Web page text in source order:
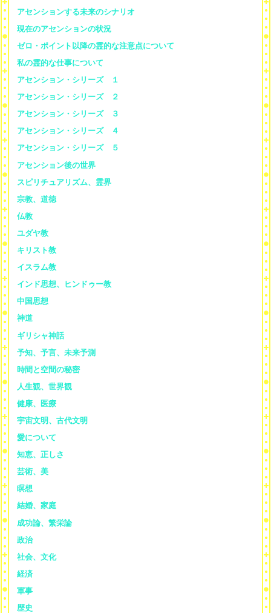
アセンションする未来のシナリオ
現在のアセンションの状況
ゼロ・ポイント以降の霊的な注意点について
私の霊的な仕事について
アセンション・シリーズ １
アセンション・シリーズ ２
アセンション・シリーズ ３
アセンション・シリーズ ４
アセンション・シリーズ ５
アセンション後の世界
スピリチュアリズム、霊界
宗教、道徳
仏教
ユダヤ教
キリスト教
イスラム教
インド思想、ヒンドゥー教
中国思想
神道
ギリシャ神話
予知、予言、未来予測
時間と空間の秘密
人生観、世界観
健康、医療
宇宙文明、古代文明
愛について
知恵、正しさ
芸術、美
瞑想
結婚、家庭
成功論、繁栄論
政治
社会、文化
経済
軍事
歴史